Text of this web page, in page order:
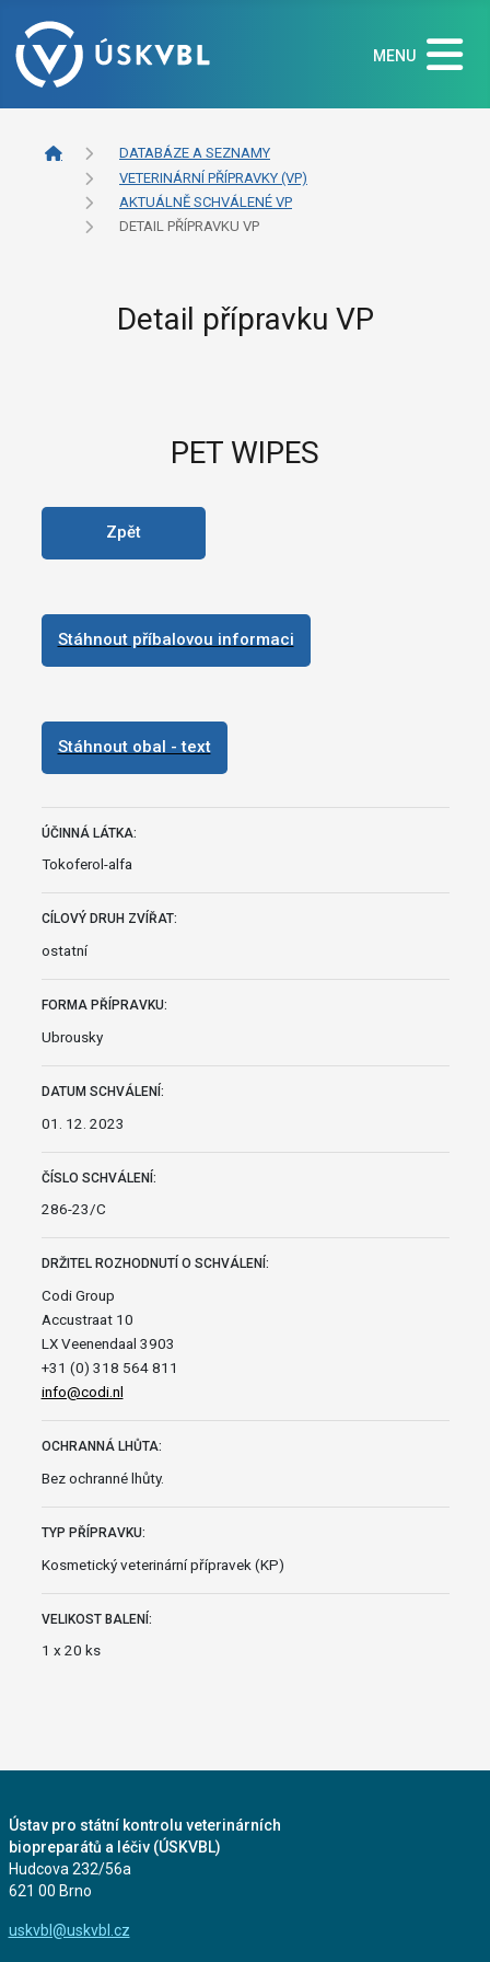
MENU
DATABÁZE A SEZNAMY
VETERINÁRNÍ PŘÍPRAVKY (VP)
AKTUÁLNĚ SCHVÁLENÉ VP
DETAIL PŘÍPRAVKU VP
Detail přípravku VP
PET WIPES
Zpět
Stáhnout příbalovou informaci
Stáhnout obal - text
ÚČINNÁ LÁTKA:
Tokoferol-alfa
CÍLOVÝ DRUH ZVÍŘAT:
ostatní
FORMA PŘÍPRAVKU:
Ubrousky
DATUM SCHVÁLENÍ:
01. 12. 2023
ČÍSLO SCHVÁLENÍ:
286-23/C
DRŽITEL ROZHODNUTÍ O SCHVÁLENÍ:
Codi Group
Accustraat 10
LX Veenendaal 3903
+31 (0) 318 564 811
info@codi.nl
OCHRANNÁ LHŮTA:
Bez ochranné lhůty.
TYP PŘÍPRAVKU:
Kosmetický veterinární přípravek (KP)
VELIKOST BALENÍ:
1 x 20 ks
Ústav pro státní kontrolu veterinárních
biopreparátů a léčiv (ÚSKVBL)
Hudcova 232/56a
621 00 Brno
uskvbl@uskvbl.cz